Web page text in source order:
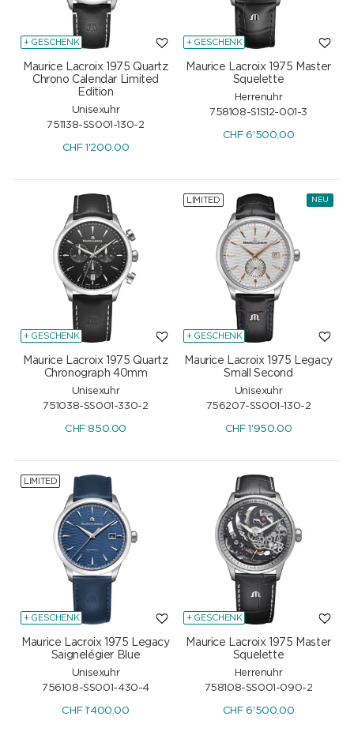
+ GESCHENK
Maurice Lacroix 1975 Quartz
Chrono Calendar Limited
Edition
Unisexuhr
751138-SS001-130-2
CHF 1'200.00
+ GESCHENK
Maurice Lacroix 1975 Master
Squelette
Herrenuhr
758108-S1S12-001-3
CHF 6'500.00
+ GESCHENK
Maurice Lacroix 1975 Quartz
Chronograph 40mm
Unisexuhr
751038-SS001-330-2
CHF 850.00
NEU
LIMITED
+ GESCHENK
Maurice Lacroix 1975 Legacy
Small Second
Unisexuhr
756207-SS001-130-2
CHF 1'950.00
LIMITED
+ GESCHENK
Maurice Lacroix 1975 Legacy
Saignelégier Blue
Unisexuhr
756108-SS001-430-4
CHF1'400.00
+ GESCHENK
Maurice Lacroix 1975 Master
Squelette
Herrenuhr
758108-SS001-090-2
CHF6'500.00